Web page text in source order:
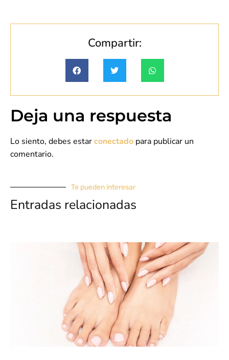
Compartir:
Deja una respuesta
Lo siento, debes estarconectado para publicar un
comentario.
Te pueden interesar
Entradas relacionadas